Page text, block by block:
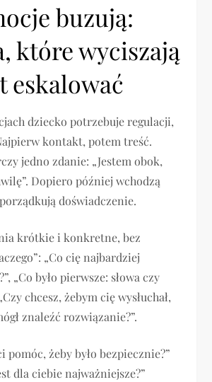
buzują:
które wyciszają
eskalować
dziecko potrzebuje regulacji,
kontakt, potem treść.
jedno zdanie: „Jestem obok,
Dopiero później wchodzą
doświadczenie.
krótkie i konkretne, bez
„Co cię najbardziej
„Co było pierwsze: słowa czy
chcesz, żebym cię wysłuchał,
znaleźć rozwiązanie?”.
pomóc, żeby było bezpiecznie?”
dla ciebie najważniejsze?”